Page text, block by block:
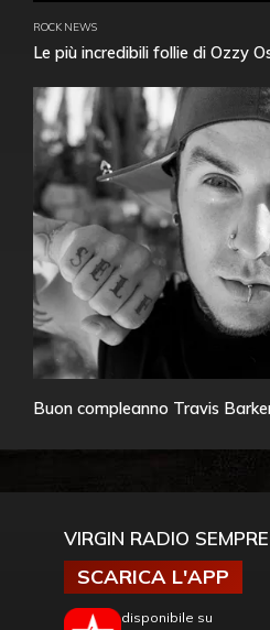
ROCK NEWS
Le più incredibili follie di Ozzy
Buon compleanno Travis
VIRGIN RADIO
SCARICA L'APP
disponibile su